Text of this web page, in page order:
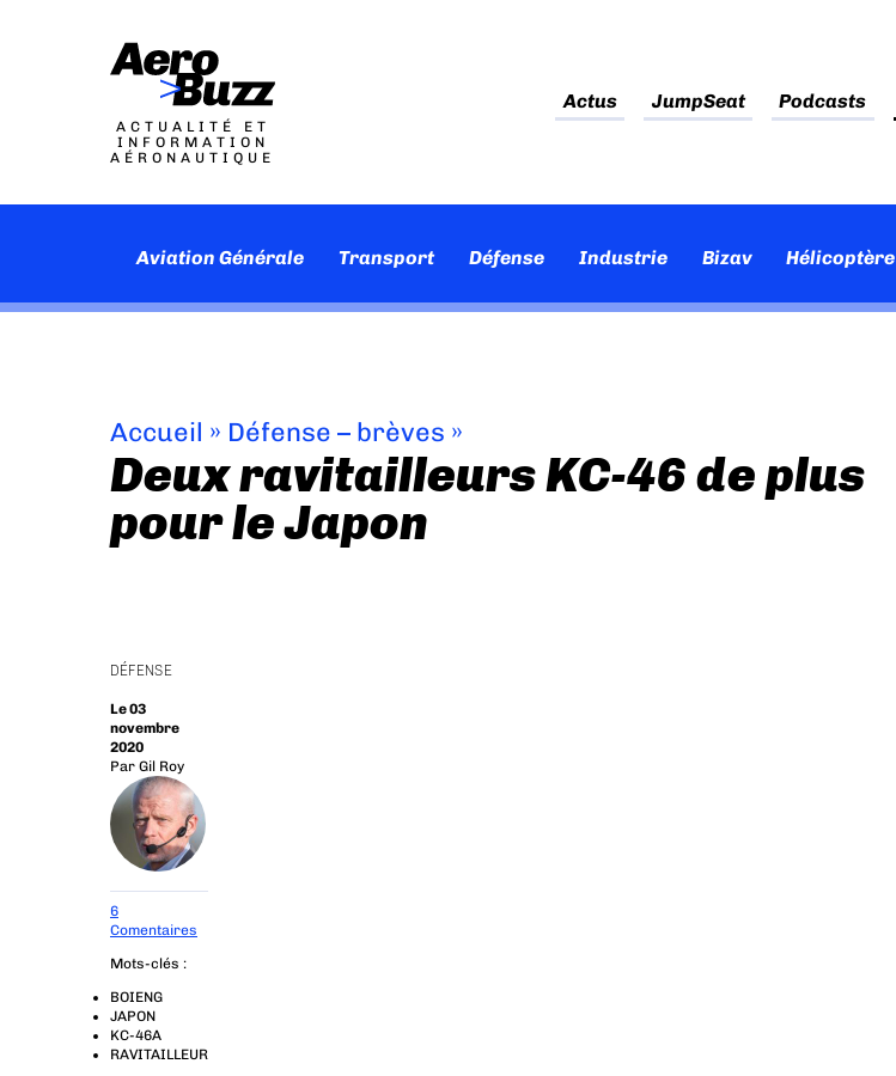
ACTUALITÉ ET
INFORMATION
AÉRONAUTIQUE
Actus JumpSeat Podcasts
Aviation Générale Transport Défense Industrie Bizav Hélicoptère
Accueil » Défense – brèves »
Deux ravitailleurs KC-46 de plus
pour le Japon
DÉFENSE
Le 03
novembre
2020
Par Gil Roy
6
Comentaires
Mots-clés :
BOIENG
JAPON
KC-46A
RAVITAILLEUR